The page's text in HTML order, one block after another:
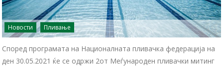
Новости Пливање
Според програмата на Националната пливачка федерација на
ден 30.05.2021 ќе се одржи 2от Меѓународен пливачки митинг